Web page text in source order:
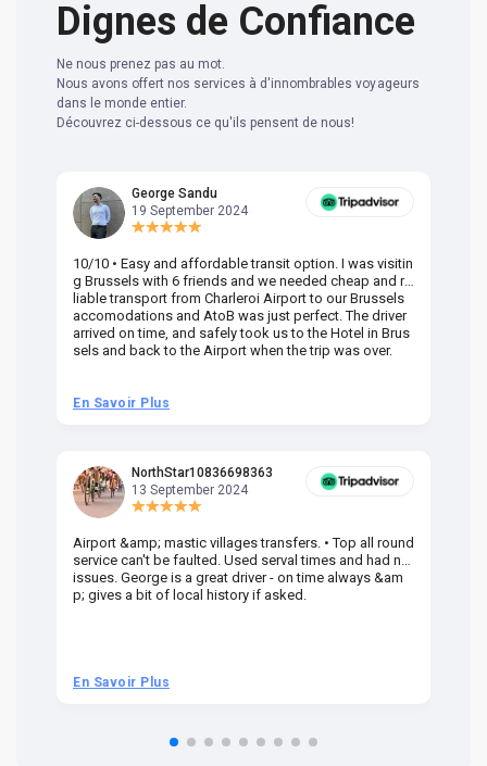
Dignes de Confiance
Ne nous prenez pas au mot.
Nous avons offert nos services à d'innombrables voyageurs
dans le monde entier.
Découvrez ci-dessous ce qu'ils pensent de nous!
George Sandu
19 September 2024
10/10 • Easy and affordable transit option. I was visitin
g Brussels with 6 friends and we needed cheap and re
liable transport from Charleroi Airport to our Brussels
accomodations and AtoB was just perfect. The driver
arrived on time, and safely took us to the Hotel in Brus
sels and back to the Airport when the trip was over.
En Savoir Plus
NorthStar10836698363
13 September 2024
Airport &amp; mastic villages transfers. • Top all round
service can't be faulted. Used serval times and had no
issues. George is a great driver - on time always &am
p; gives a bit of local history if asked.
En Savoir Plus